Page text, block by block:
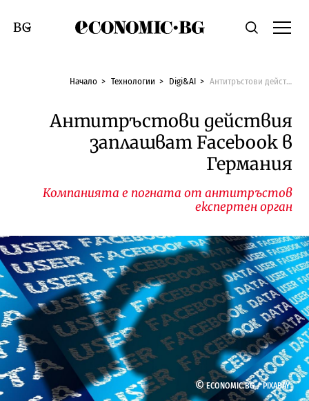
Economic.bgТърсене
Смяна на език
Начало Технологии Digi&AI Антитръстови действия заплашват Facebook в Германия
Антитръстови действия
заплашват Facebook в
Германия
Компанията е погната от антитръстов
експертен орган
©ECONOMIC.BG /PIXABAY